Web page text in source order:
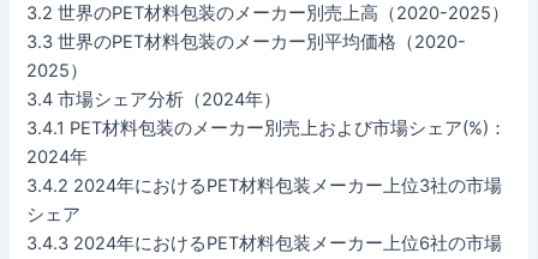
3.2 世界のPET材料包装のメーカー別売上高（2020-2025）
3.3 世界のPET材料包装のメーカー別平均価格（2020-
2025）
3.4 市場シェア分析（2024年）
3.4.1 PET材料包装のメーカー別売上および市場シェア(%)：
2024年
3.4.2 2024年におけるPET材料包装メーカー上位3社の市場
シェア
3.4.3 2024年におけるPET材料包装メーカー上位6社の市場